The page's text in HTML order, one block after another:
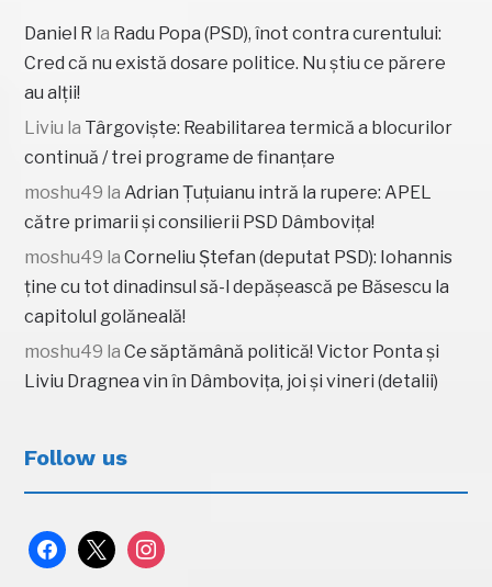
Daniel R la Radu Popa (PSD), înot contra curentului:
Cred că nu există dosare politice. Nu știu ce părere
au alții!
Liviu la Târgoviște: Reabilitarea termică a blocurilor
continuă / trei programe de finanțare
moshu49 la Adrian Țuțuianu intră la rupere: APEL
către primarii și consilierii PSD Dâmbovița!
moshu49 laCorneliu Ștefan (deputat PSD): Iohannis
ține cu tot dinadinsul să-l depășească pe Băsescu la
capitolul golăneală!
moshu49 laCe săptămână politică! Victor Ponta și
Liviu Dragnea vin în Dâmbovița, joi și vineri (detalii)
Follow us
facebook
x instagram